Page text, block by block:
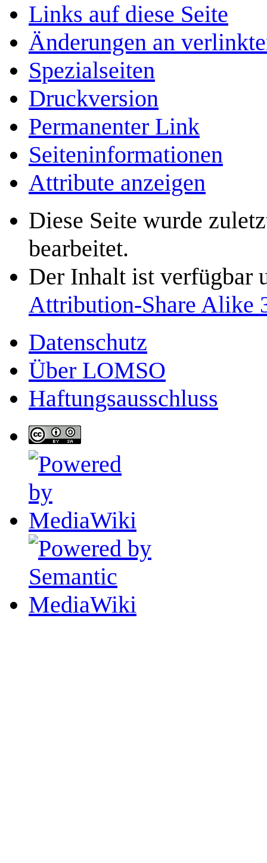
Links auf diese Seite
Änderungen an
Spezialseiten
Druckversion
Permanenter Link
Seiten­­informationen
Attribute anzeigen
Diese Seite wurde
bearbeitet.
Der Inhalt ist verfügbar
Attribution-Share Alike
Datenschutz
Über LOMSO
Haftungsausschluss